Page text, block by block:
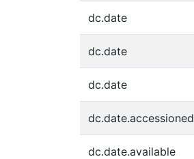
dc.date
dc.date
dc.date
dc.date.accessioned
dc.date.available